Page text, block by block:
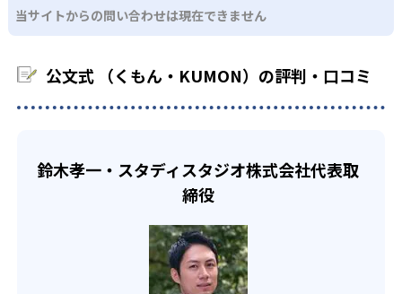
03 フレキシブルな受講スタイル
KUMONでは、教室が開いている時間内であれば、何曜日に
い中高生にも通室しやすい。また、教室によっては自宅か
る。苦手な科目でも自分で解けた達成感を味わうことで、
少しずつ苦手意識を克服できるだろう。
中学生・高校生
部活や習い事と両立したい生徒向け
宿題の量や進め方に関しては、いつでも気軽に相談可能
KUMONでは、中高生のクラスでも数学・英語・国語の3教
科に限られるため、その他の教科に関しては他塾を検討す
当サイトからの問い合わせは現在できません
公文式 （くもん・KUMON）の評判・口コミ
鈴木孝一・スタディスタジオ株式会社代表取
締役